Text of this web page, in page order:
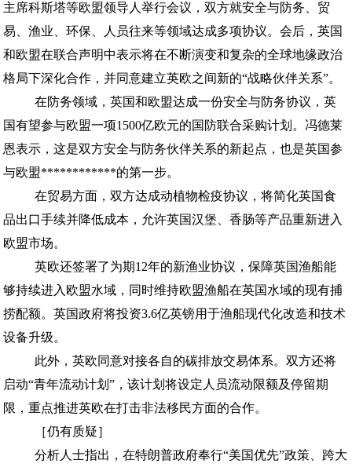
主席科斯塔等欧盟领导人举行会议，双方就安全与防务、贸
易、渔业、环保、人员往来等领域达成多项协议。会后，英国
和欧盟在联合声明中表示将在不断演变和复杂的全球地缘政治
格局下深化合作，并同意建立英欧之间新的“战略伙伴关系”。
在防务领域，英国和欧盟达成一份安全与防务协议，英
国有望参与欧盟一项1500亿欧元的国防联合采购计划。冯德莱
恩表示，这是双方安全与防务伙伴关系的新起点，也是英国参
与欧盟************的第一步。
在贸易方面，双方达成动植物检疫协议，将简化英国食
品出口手续并降低成本，允许英国汉堡、香肠等产品重新进入
欧盟市场。
英欧还签署了为期12年的新渔业协议，保障英国渔船能
够持续进入欧盟水域，同时维持欧盟渔船在英国水域的现有捕
捞配额。英国政府将投资3.6亿英镑用于渔船现代化改造和技术
设备升级。
此外，英欧同意对接各自的碳排放交易体系。双方还将
启动“青年流动计划”，该计划将设定人员流动限额及停留期
限，重点推进英欧在打击非法移民方面的合作。
［仍有质疑］
分析人士指出，在特朗普政府奉行“美国优先”政策、跨大